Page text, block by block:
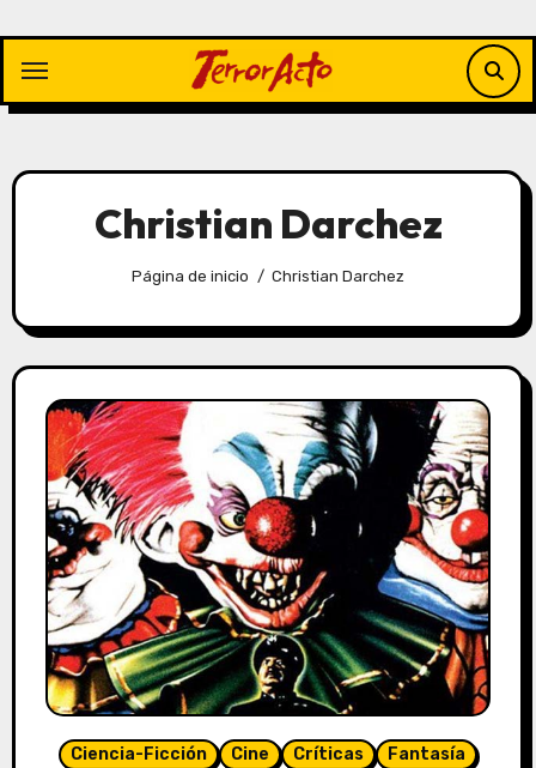
contenido
Christian Darchez
Página de inicio Christian Darchez
Ciencia-Ficción Cine Críticas
Fantasía